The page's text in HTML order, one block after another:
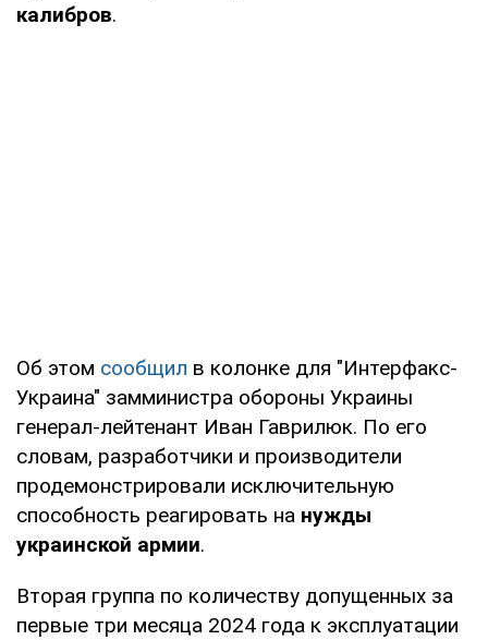
калибров.
Об этом сообщил в колонке для "Интерфакс-
Украина" замминистра обороны Украины
генерал-лейтенант Иван Гаврилюк. По его
словам, разработчики и производители
продемонстрировали исключительную
способность реагировать на нужды
украинской армии.
Вторая группа по количеству допущенных за
первые три месяца 2024 года к эксплуатации